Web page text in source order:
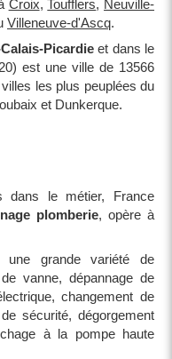
Croix,Toufflers, Neuville-
Villeneuve-d'Ascq.
Picardieet dans le
est une ville de 13566
les plus peuplées du
et Dunkerque.
dans le métier, France
plomberie, opère à
une grande variété de
vanne, dépannage de
changement de
sécurité, dégorgement
à la pompe haute